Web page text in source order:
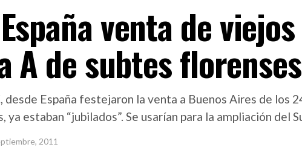
venta de
A de subtes florenses
España festejaron la venta a Buenos Aires de los
ya estaban “jubilados”. Se usarían para la ampliación del
2011